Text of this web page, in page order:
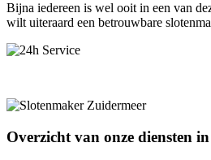
Bijna iedereen is wel ooit in een van
wilt uiteraard een betrouwbare
Overzicht van onze diensten